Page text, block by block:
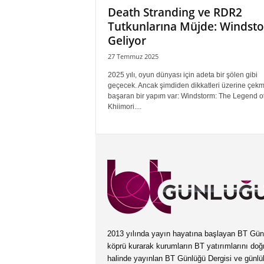
Death Stranding ve RDR2
Tutkunlarına Müjde:
Geliyor
27 Temmuz 2025
2025 yılı, oyun dünyası için adeta bir şölen gibi
geçecek. Ancak şimdiden dikkatleri üzerine
başaran bir yapım var: Windstorm: The Legend
Khiimori....
2013 yılında yayın hayatına başlayan BT
köprü kurarak kurumların BT yatırımlarını
halinde yayınlan BT Günlüğü Dergisi ve